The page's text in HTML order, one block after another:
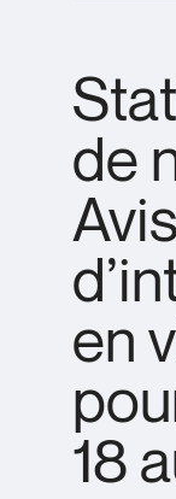
de
Avis
en
18